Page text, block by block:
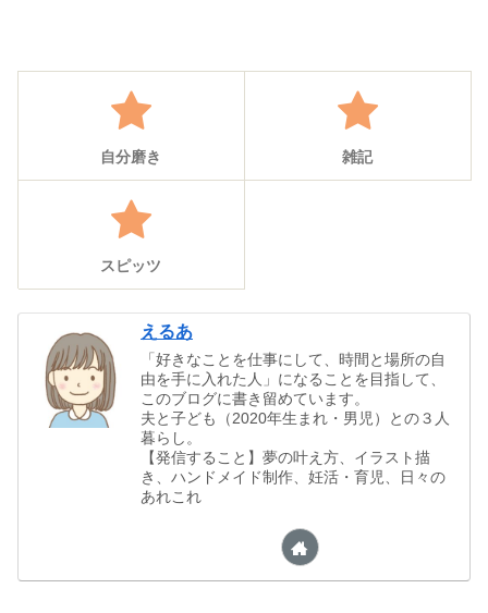
自分磨き 雑記
スピッツ
えるあ
「好きなことを仕事にして、時間と場所の自
由を手に入れた人」になることを目指して、
このブログに書き留めています。
夫と子ども（2020年生まれ・男児）との３人
暮らし。
【発信すること】夢の叶え方、イラスト描
き、ハンドメイド制作、妊活・育児、日々の
あれこれ